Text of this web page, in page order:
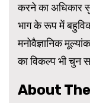
करने का अधिकार
भाग के रूप में
मनोवैज्ञानिक
का विकल्प भी चुन
About